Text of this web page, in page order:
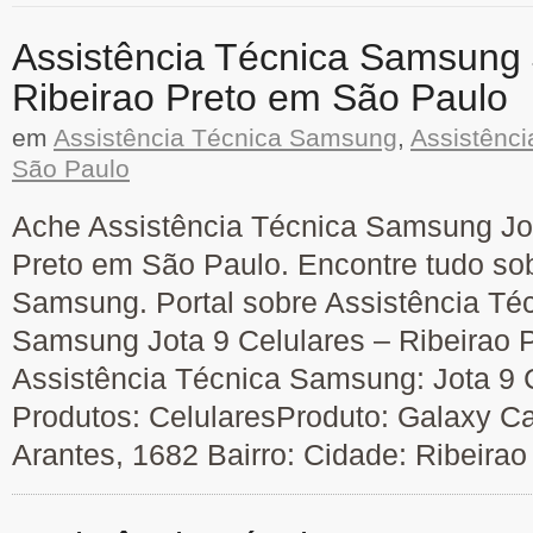
Assistência Técnica
Ribeirao Preto em São Paulo
em Assistência Técnica Samsung,
São Paulo
Ache Assistência Técnica Samsung
Preto em São Paulo. Encontre tudo
Samsung. Portal sobre Assistência
Samsung Jota 9 Celulares – Ribeirao
Assistência Técnica Samsung: Jota 9
Produtos: CelularesProduto: Galaxy
Arantes, 1682 Bairro: Cidade: Ribeirao